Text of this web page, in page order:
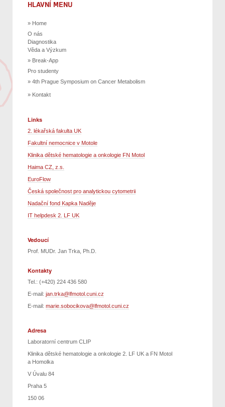
HLAVNÍ MENU
Home
O nás
Diagnostika
Věda a Výzkum
Break-App
Pro studenty
4th Prague Symposium on Cancer Metabolism
Kontakt
Links
2. lékařská fakulta UK
Fakultní nemocnice v Motole
Klinika dětské hematologie a onkologie FN Motol
Haima CZ, z.s.
EuroFlow
Česká společnost pro analytickou cytometrii
Nadační fond Kapka Naděje
IT helpdesk 2. LF UK
Vedoucí
Prof. MUDr. Jan Trka, Ph.D.
Kontakty
Tel.: (+420) 224 436 580
E-mail: jan.trka@lfmotol.cuni.cz
E-mail: marie.sobocikova@lfmotol.cuni.cz
Adresa
Laboratorní centrum CLIP
Klinika dětské hematologie a onkologie 2. LF UK a FN Motol
a Homolka
V Úvalu 84
Praha 5
150 06